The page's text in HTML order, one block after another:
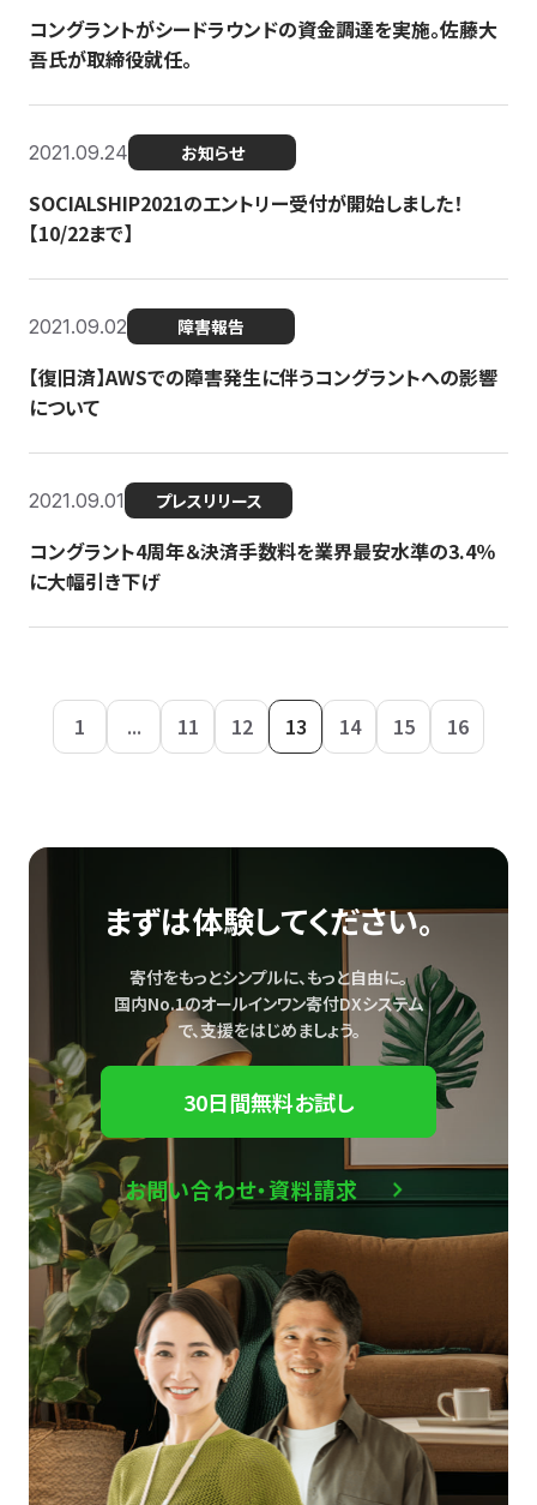
コングラントがシードラウンドの資金調達を実施。佐藤大
吾氏が取締役就任。
2021.09.24 お知らせ
SOCIALSHIP2021のエントリー受付が開始しました！
【10/22まで】
2021.09.02 障害報告
【復旧済】AWSでの障害発生に伴うコングラントへの影響
について
2021.09.01 プレスリリース
コングラント4周年＆決済手数料を業界最安水準の3.4％
に大幅引き下げ
1 ... 11 12 13 14 15 16
まずは体験してください。
寄付をもっとシンプルに、もっと自由に。
国内No.1のオールインワン寄付DXシステム
で、支援をはじめましょう。
30日間無料お試し
お問い合わせ・資料請求